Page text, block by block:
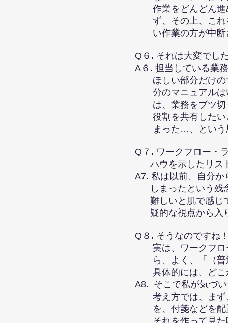
作業をどんどん進
ず、その上、これ
い作業の方が中断
Q６ . それは大変でし
A６ . 担当している業
ほしい部分だけの
分のマニュアルは
は、業務をブツ切
役割を共有したいと
まった…、という思
Q７ . ワークフロー・
ハウを示したリス
A7. 私は以前、自分か
しまったという残念
難しいと肌で感じ
疑的な視点から入
Q８ . そうなのですね
実は、ワークフロ
ら、よく、「（普通
具体的には、どこ
A8. そこで私が気づ
考え方では、まず
を、付箋などを配
それを作って見た